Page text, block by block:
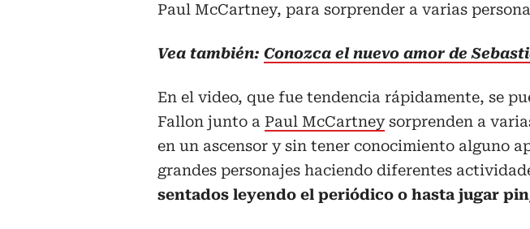
Paul McCartney, para sorprender a varias
Vea también: Conozca el nuevo amor de
En el video, que fue tendencia rápidamente, se
Fallon junto a Paul McCartneysorprenden a
en un ascensor y sin tener conocimiento alguno
grandes personajes haciendo diferentes
sentados leyendo el periódico o hasta jugar